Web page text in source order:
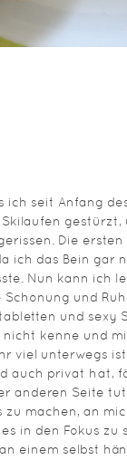
ich seit Anfang
Die
ich das Bein gar
Nun kann ich
und
und sexy
nicht kenne und
viel unterwegs
auch privat hat,
anderen Seite
machen, an
in den Fokus
einem selbst